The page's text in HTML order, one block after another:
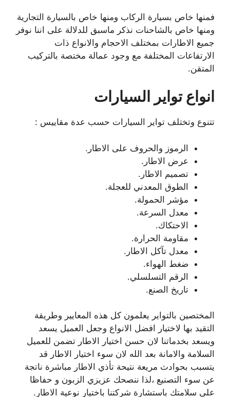
فمنها خاص بسيارة الركاب ومنها خاص بالسيارة التجارية
ومنها خاص بالشاحنات نذكر ماسبق للدلالة على اننا نوفر
جميع الاطارات بمختلف الاحجام والانواع ذات
الارتفاعات المختلفة مع وجود عمالة مختصة بالتركيب
المتقن.
انواع تواير السيارات
تتنوع وتختلف تواير السيارات حسب عدة مقاييس :
الرموز والحروف على الاطار.
عرض الاطار.
تصميم الاطار.
الطوق المعدني للعجلة.
مؤشر الحمولة.
معدل السرعة.
الاحتكاك.
مقاومة الحرارة.
معدل تآكل الاطار.
ضغط الهواء.
الرقم التسلسلي.
تاريخ الصنع.
المختصين بالتواير يعلمون كل هذه المعايير وطريقة
التقيد بها لاختيار افضل الانواع وجعل العميل يسعد
ويسعد بخدماتنا لان حسن اختيار الاطار تضمن للعميل
السلامة والامانة بعد الله لان سوء اختيار الاطار قد
يتسبب بحوادث مريعة نتيحة تأذي الاطار مباشرة ناتجة
عن سوء التصنيع ،لذا ننصحك عزيزي الزبون و حفاظا
على سلامتك باستشارة شركتنا باختيار نوعية الاطار.